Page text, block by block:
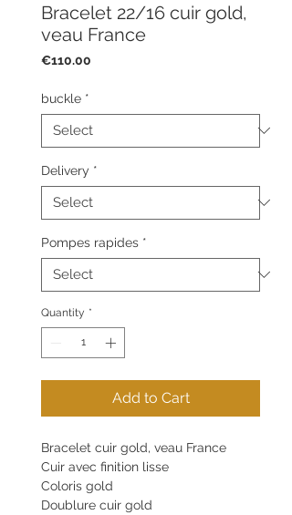
Bracelet 22/16 cuir gold,
veau France
€110.00
buckle *
Delivery *
Pompes rapides *
Quantity *
Add to Cart
Bracelet cuir gold, veau France
Cuir avec finition lisse
Coloris gold
Doublure cuir gold